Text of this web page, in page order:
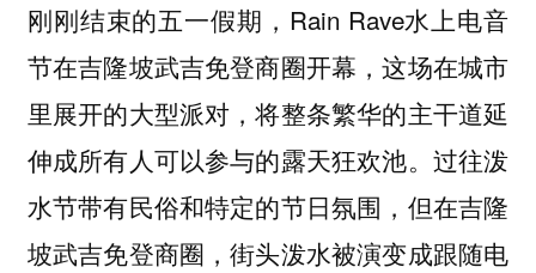
刚刚结束的五一假期，Rain Rave水上电音
节在吉隆坡武吉免登商圈开幕，这场在城市
里展开的大型派对，将整条繁华的主干道延
伸成所有人可以参与的露天狂欢池。过往泼
水节带有民俗和特定的节日氛围，但在吉隆
坡武吉免登商圈，街头泼水被演变成跟随电